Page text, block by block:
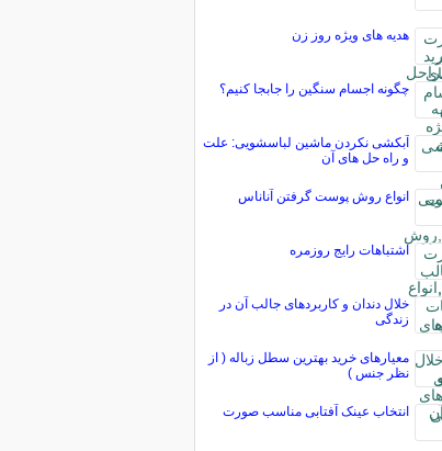
هدیه های ویژه روز زن
چگونه اجسام سنگين را جابجا كنيم؟
آبکشی نکردن ماشین لباسشویی: علت
و راه حل های آن
انواع روش پوست گرفتن آناناس
اشتباهات رایج روزمره
خلال دندان و کاربردهای جالب آن در
زندگی
معیارهای خرید بهترین سطل زباله ( از
نظر جنس )
انتخاب عینک آفتابی مناسب صورت